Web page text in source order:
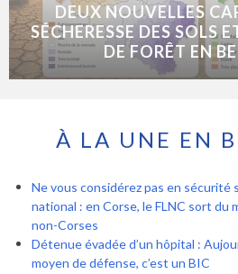
DEUX NOUVELLES
SÉCHERESSE DES SOLS
DE FORÊT EN
À LA UNE EN
Ne vous considérez pas en
national : en Corse, le FLNC sort du
non-Corses
Détenue évadée d’un hôpital :
moyen de défense, c’est un BIC